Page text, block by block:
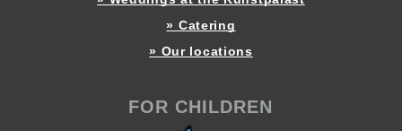
» Catering
» Our locations
FOR CHILDREN